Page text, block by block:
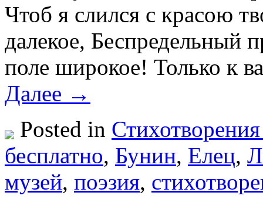
Чтоб я слился с красою
далекое, Беспредельный
поле широкое! Только
Далее →
Posted in
бесплатно, Бунин, Елец,
музей, поэзия,